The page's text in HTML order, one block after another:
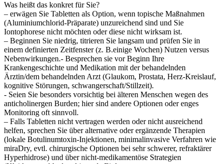
Was⁢ heißt das konkret für Sie?
– erwägen Sie Tabletten als Option, wenn topische Maßnahmen
(Aluminiumchlorid‑Präparate) unzureichend sind und Sie
Iontophorese nicht möchten⁣ oder ​diese nicht wirksam ist.
– Beginnen Sie niedrig, titrieren Sie langsam und prüfen ‌Sie in
einem definierten Zeitfenster (z. B.einige Wochen) Nutzen⁤ versus⁣
Nebenwirkungen.-⁢ Besprechen sie vor Beginn Ihre⁣
Krankengeschichte und Medikation mit⁢ der ⁤behandelnden
Ärztin/dem‍ behandelnden‍ Arzt (Glaukom, Prostata, Herz‑Kreislauf,
kognitive Störungen,‌ schwangerschaft/Stillzeit).
-⁤ Seien Sie besonders vorsichtig bei älteren Menschen wegen des​
anticholinergen Burden; hier sind andere ‌Optionen‌ oder enges
Monitoring oft‌ sinnvoll.
– ​Falls ⁣Tabletten nicht vertragen werden oder nicht ⁤ausreichend
helfen, sprechen Sie über alternative oder ergänzende Therapien
(lokale Botulinumtoxin‑Injektionen, minimalinvasive Verfahren wie
miraDry, evtl. chirurgische ‌Optionen bei sehr schwerer, ⁢refraktärer
Hyperhidrose) und über nicht‑medikamentöse Strategien